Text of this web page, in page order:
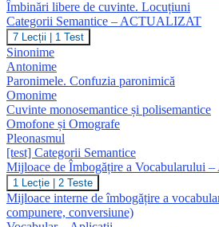
formarea
sensului
–
ACTUALIZAT
Îmbinări libere de cuvinte. Locuțiuni
Categorii Semantice – ACTUALIZAT
Categorii
Semantice
–
ACTUALIZAT
7 Lecții 1 Test
Sinonime
Antonime
Paronimele. Confuzia paronimică
Omonime
Cuvinte monosemantice și polisemantice
Omofone și Omografe
Pleonasmul
[test] Categorii Semantice
Mijloace de Îmbogățire a Vocabularului
Mijloace
de
Îmbogățire
a
1 Lecție 2 Teste
Mijloace interne de îmbogățire a
compunere, conversiune)